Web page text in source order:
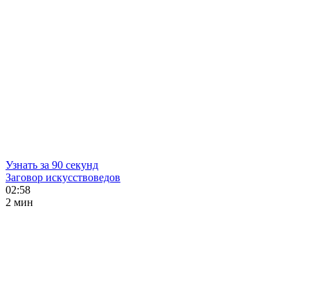
Узнать за 90 секунд
Заговор искусствоведов
02:58
2 мин